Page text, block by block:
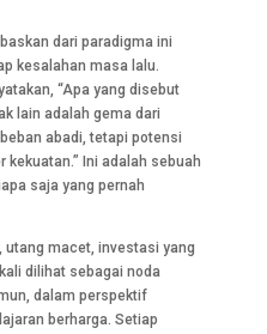
dari paradigma ini
kesalahan masa lalu.
“Apa yang disebut
lain adalah gema dari
abadi, tetapi potensi
Ini adalah sebuah
saja yang pernah
utang macet, investasi yang
dilihat sebagai noda
dalam perspektif
berharga. Setiap